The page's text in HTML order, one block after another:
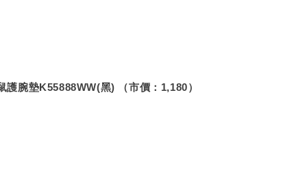
腕墊K55888WW(黑) （市價：1,180）